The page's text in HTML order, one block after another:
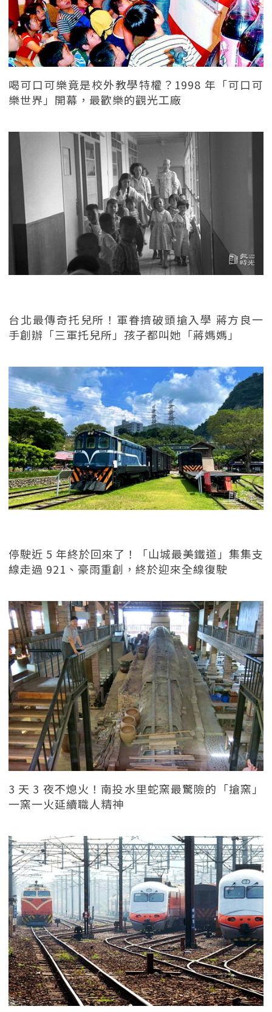
喝可口可樂竟是校外教學特權？1998 年「可口可
樂世界」開幕，最歡樂的觀光工廠
台北最傳奇托兒所！軍眷擠破頭搶入學 蔣方良一
手創辦「三軍托兒所」孩子都叫她「蔣媽媽」
停駛近 5 年終於回來了！「山城最美鐵道」集集支
線走過 921、豪雨重創，終於迎來全線復駛
3 天 3 夜不熄火！南投水里蛇窯最驚險的「搶窯」
一窯一火延續職人精神